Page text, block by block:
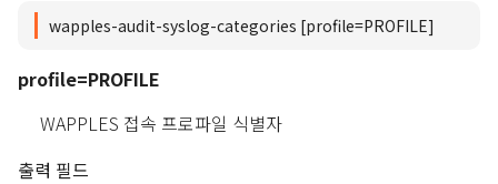
wapples-audit-syslog-categories [profile=PROFILE]
profile=PROFILE
WAPPLES 접속 프로파일 식별자
출력 필드